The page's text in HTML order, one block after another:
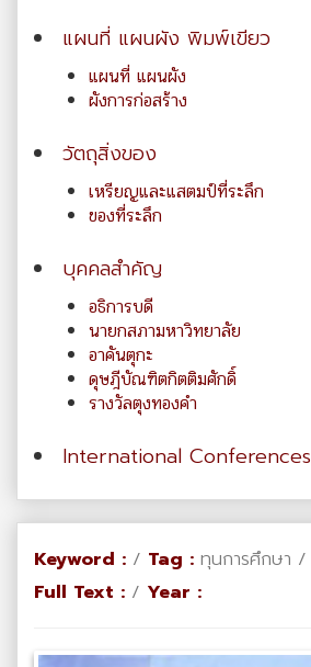
แผนที่ แผนผัง พิมพ์เขียว
แผนที่ แผนผัง
ผังการก่อสร้าง
วัตถุสิ่งของ
เหรียญและแสตมป์ที่ระลึก
ของที่ระลึก
บุคคลสำคัญ
อธิการบดี
นายกสภามหาวิทยาลัย
อาคันตุกะ
ดุษฎีบัณฑิตกิตติมศักดิ์
รางวัลตุงทองคำ
International Conferences
Keyword : / Tag : ทุนการศึกษา /
Full Text : / Year :